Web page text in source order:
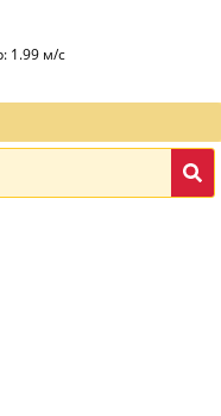
1.99 м/с